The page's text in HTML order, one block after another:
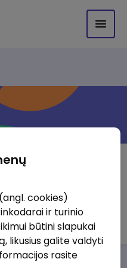
cookies)
ir turinio
būtini slapukai
likusius galite valdyti
rasite